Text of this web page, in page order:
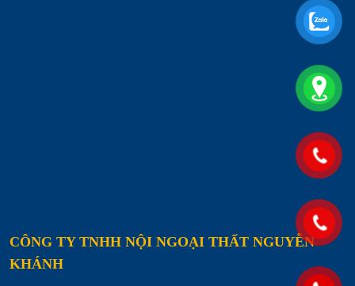
CÔNG TY TNHH NỘI NGOẠI THẤT NGUYỄN
KHÁNH